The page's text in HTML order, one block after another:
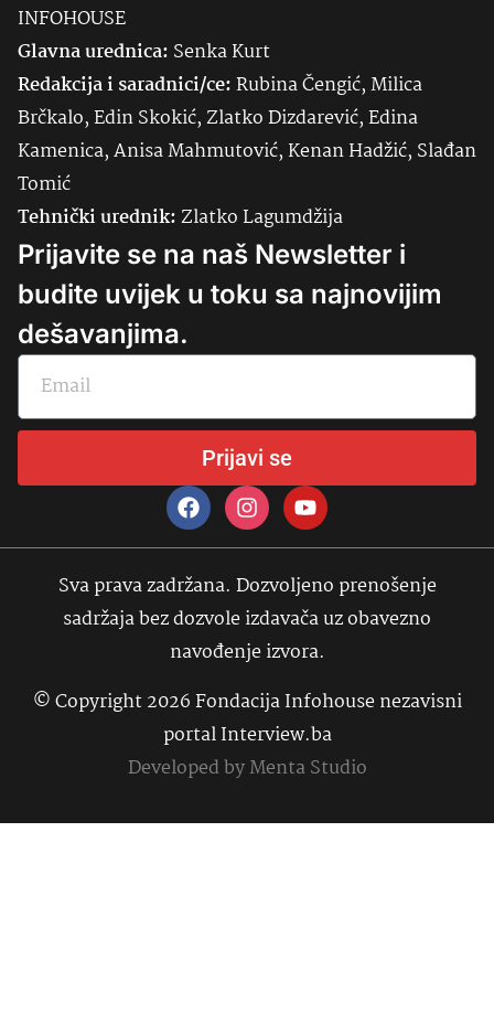
INFOHOUSE
Glavna urednica: SenkaKurt
Redakcija i saradnici/ce:Rubina Čengić, Milica
Brčkalo, Edin Skokić, Zlatko Dizdarević, Edina
Kamenica, Anisa Mahmutović, Kenan Hadžić, Slađan
Tomić
Tehnički urednik:Zlatko Lagumdžija
Prijavite se na naš Newsletter i
budite uvijek u toku sa najnovijim
dešavanjima.
Prijavi se
Sva prava zadržana. Dozvoljeno prenošenje
sadržaja bez dozvole izdavača uz obavezno
navođenje izvora.
© Copyright 2026 Fondacija Infohouse nezavisni
portal Interview.ba
Developed byMenta Studio